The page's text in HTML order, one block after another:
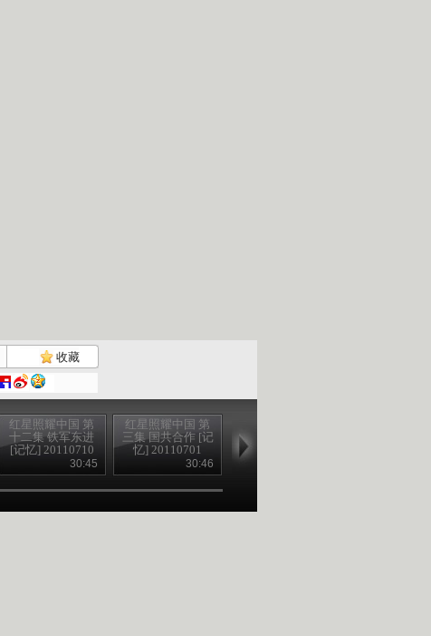
收藏
红星照耀中国 第
十二集 铁军东进
[记忆] 20110710
30:45
红星照耀中国 第
三集 国共合作 [记
忆] 20110701
30:46
十三集 奔赴延安
[记忆]20110711